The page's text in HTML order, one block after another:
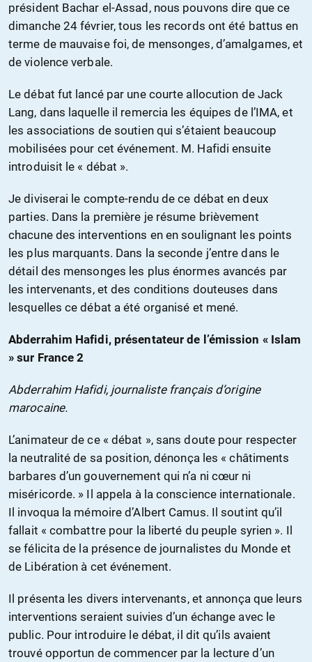
président Bachar el-Assad, nous pouvons dire que ce
dimanche 24 février, tous les records ont été battus en
terme de mauvaise foi, de mensonges, d’amalgames, et
de violence verbale.
Le débat fut lancé par une courte allocution de Jack
Lang, dans laquelle il remercia les équipes de l’IMA, et
les associations de soutien qui s’étaient beaucoup
mobilisées pour cet événement. M. Hafidi ensuite
introduisit le « débat ».
Je diviserai le compte-rendu de ce débat en deux
parties. Dans la première je résume brièvement
chacune des interventions en en soulignant les points
les plus marquants. Dans la seconde j’entre dans le
détail des mensonges les plus énormes avancés par
les intervenants, et des conditions douteuses dans
lesquelles ce débat a été organisé et mené.
Abderrahim Hafidi, présentateur de l’émission « Islam
» sur France 2
Abderrahim Hafidi, journaliste français d’origine
marocaine.
L’animateur de ce « débat », sans doute pour respecter
la neutralité de sa position, dénonça les « châtiments
barbares d’un gouvernement qui n’a ni cœur ni
miséricorde. » Il appela à la conscience internationale.
Il invoqua la mémoire d’Albert Camus. Il soutint qu’il
fallait « combattre pour la liberté du peuple syrien ». Il
se félicita de la présence de journalistes du Monde et
de Libération à cet événement.
Il présenta les divers intervenants, et annonça que leurs
interventions seraient suivies d’un échange avec le
public. Pour introduire le débat, il dit qu’ils avaient
trouvé opportun de commencer par la lecture d’un